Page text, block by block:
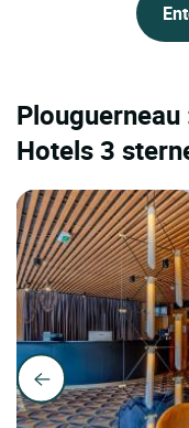
Hotels 3